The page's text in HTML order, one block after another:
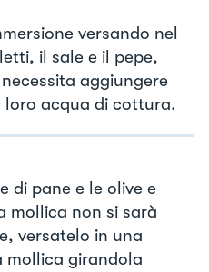
versando nel
il sale e il pepe,
aggiungere
acqua di cottura.
di pane e le olive e
mollica non si sarà
versatelo in una
mollica girandola